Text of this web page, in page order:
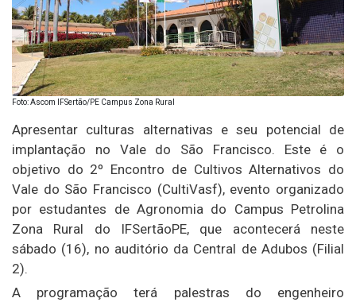
Foto: Ascom IFSertão/PE Campus Zona Rural
Apresentar culturas alternativas e seu potencial de
implantação no Vale do São Francisco. Este é o
objetivo do 2º Encontro de Cultivos Alternativos do
Vale do São Francisco (CultiVasf), evento organizado
por estudantes de Agronomia do Campus Petrolina
Zona Rural do IFSertãoPE, que acontecerá neste
sábado (16), no auditório da Central de Adubos (Filial
2).
A programação terá palestras do engenheiro